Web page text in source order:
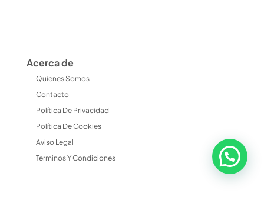
Acerca de
Quienes Somos
Contacto
Política De Privacidad
Política De Cookies
Aviso Legal
Terminos Y Condiciones